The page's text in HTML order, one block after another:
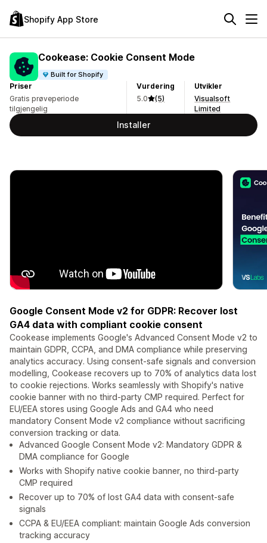
Shopify App Store
Cookease: Cookie Consent Mode
Built for Shopify
Priser
Gratis prøveperiode
tilgjengelig
Vurdering
5.0
(5)
Utvikler
Visualsoft
Limited
Installer
Google Consent Mode v2 for GDPR: Recover lost
GA4 data with compliant cookie consent
Cookease implements Google's Advanced Consent Mode v2 to
maintain GDPR, CCPA, and DMA compliance while preserving
analytics accuracy. Using consent-safe signals and conversion
modelling, Cookease recovers up to 70% of analytics data lost
to cookie rejections. Works seamlessly with Shopify's native
cookie banner with no third-party CMP required. Perfect for
EU/EEA stores using Google Ads and GA4 who need
mandatory Consent Mode v2 compliance without sacrificing
conversion tracking or data.
Advanced Google Consent Mode v2: Mandatory GDPR &
DMA compliance for Google
Works with Shopify native cookie banner, no third-party
CMP required
Recover up to 70% of lost GA4 data with consent-safe
signals
CCPA & EU/EEA compliant: maintain Google Ads conversion
tracking accuracy